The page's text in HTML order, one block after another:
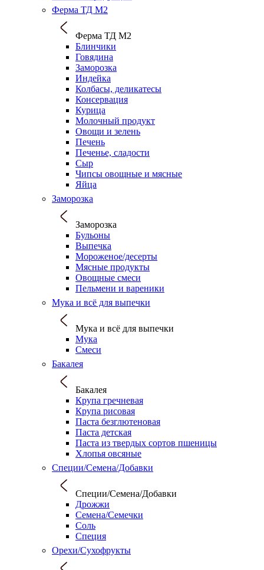
Ферма ТД М2
Ферма ТД М2
Блинчики
Говядина
Заморозка
Индейка
Колбасы, деликатесы
Консервация
Курица
Молочный продукт
Овощи и зелень
Печень
Печенье, сладости
Сыр
Чипсы овощные и мясные
Яйца
Заморозка
Заморозка
Бульоны
Выпечка
Мороженое/десерты
Мясные продукты
Овощные смеси
Пельмени и вареники
Мука и всё для выпечки
Мука и всё для выпечки
Мука
Смеси
Бакалея
Бакалея
Крупа гречневая
Крупа рисовая
Паста безглютеновая
Паста детская
Паста из твердых сортов пшеницы
Хлопья овсяные
Специи/Семена/Добавки
Специи/Семена/Добавки
Дрожжи
Семена/Семечки
Соль
Специя
Орехи/Сухофрукты